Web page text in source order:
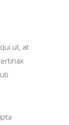
ut, at